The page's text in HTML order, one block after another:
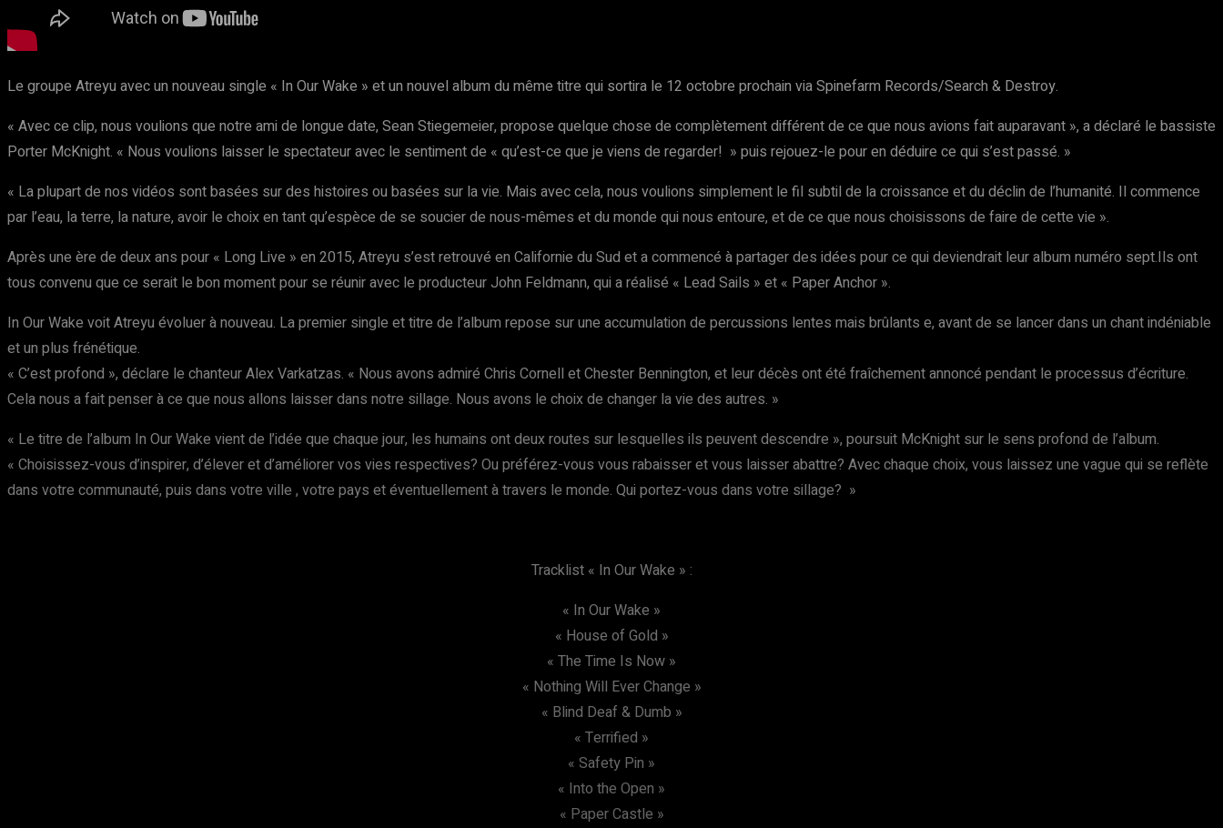
Le groupe Atreyu avec un nouveau single « In Our Wake » et un nouvel album du même titre qui sortira le 12 octobre prochain via Spinefarm Records/Search & Destroy.
« Avec ce clip, nous voulions que notre ami de longue date, Sean Stiegemeier, propose quelque chose de complètement différent de ce que nous avions fait auparavant », a déclaré le bassiste
Porter McKnight. « Nous voulions laisser le spectateur avec le sentiment de « qu’est-ce que je viens de regarder! » puis rejouez-le pour en déduire ce qui s’est passé. »
« La plupart de nos vidéos sont basées sur des histoires ou basées sur la vie. Mais avec cela, nous voulions simplement le fil subtil de la croissance et du déclin de l’humanité. Il commence
par l’eau, la terre, la nature, avoir le choix en tant qu’espèce de se soucier de nous-mêmes et du monde qui nous entoure, et de ce que nous choisissons de faire de cette vie ».
Après une ère de deux ans pour « Long Live » en 2015, Atreyu s’est retrouvé en Californie du Sud et a commencé à partager des idées pour ce qui deviendrait leur album numéro sept.Ils ont
tous convenu que ce serait le bon moment pour se réunir avec le producteur John Feldmann, qui a réalisé « Lead Sails » et « Paper Anchor ».
In Our Wake voit Atreyu évoluer à nouveau. La premier single et titre de l’album repose sur une accumulation de percussions lentes mais brûlants e, avant de se lancer dans un chant indéniable
et un plus frénétique.
« C’est profond », déclare le chanteur Alex Varkatzas. « Nous avons admiré Chris Cornell et Chester Bennington, et leur décès ont été fraîchement annoncé pendant le processus d’écriture.
Cela nous a fait penser à ce que nous allons laisser dans notre sillage. Nous avons le choix de changer la vie des autres. »
« Le titre de l’album In Our Wake vient de l’idée que chaque jour, les humains ont deux routes sur lesquelles ils peuvent descendre », poursuit McKnight sur le sens profond de l’album.
« Choisissez-vous d’inspirer, d’élever et d’améliorer vos vies respectives? Ou préférez-vous vous rabaisser et vous laisser abattre? Avec chaque choix, vous laissez une vague qui se reflète
dans votre communauté, puis dans votre ville , votre pays et éventuellement à travers le monde. Qui portez-vous dans votre sillage? »
Tracklist « In Our Wake » :
« In Our Wake »
« House of Gold »
« The Time Is Now »
« Nothing Will Ever Change »
« Blind Deaf & Dumb »
« Terrified »
« Safety Pin »
« Into the Open »
« Paper Castle »